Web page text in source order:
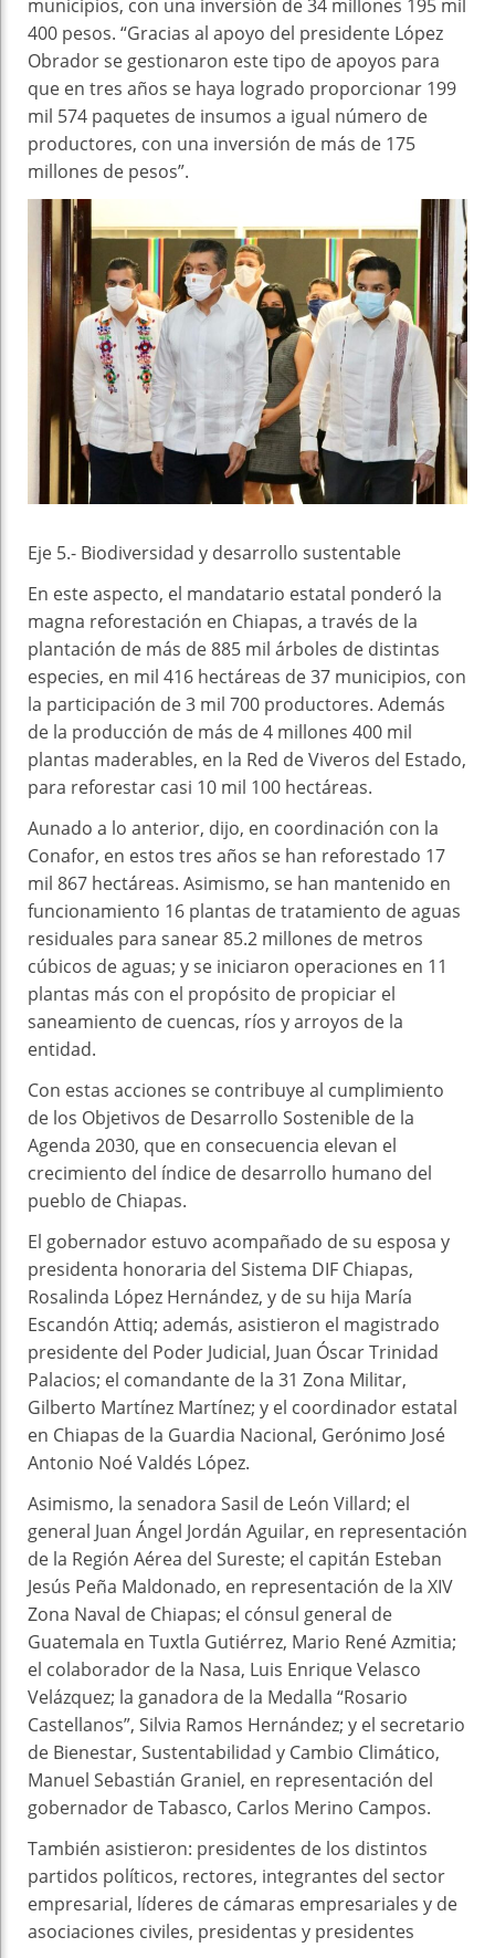
municipios, con una inversión de 34 millones 195 mil
400 pesos. “Gracias al apoyo del presidente López
Obrador se gestionaron este tipo de apoyos para
que en tres años se haya logrado proporcionar 199
mil 574 paquetes de insumos a igual número de
productores, con una inversión de más de 175
millones de pesos”.
Eje 5.- Biodiversidad y desarrollo sustentable
En este aspecto, el mandatario estatal ponderó la
magna reforestación en Chiapas, a través de la
plantación de más de 885 mil árboles de distintas
especies, en mil 416 hectáreas de 37 municipios, con
la participación de 3 mil 700 productores. Además
de la producción de más de 4 millones 400 mil
plantas maderables, en la Red de Viveros del Estado,
para reforestar casi 10 mil 100 hectáreas.
Aunado a lo anterior, dijo, en coordinación con la
Conafor, en estos tres años se han reforestado 17
mil 867 hectáreas. Asimismo, se han mantenido en
funcionamiento 16 plantas de tratamiento de aguas
residuales para sanear 85.2 millones de metros
cúbicos de aguas; y se iniciaron operaciones en 11
plantas más con el propósito de propiciar el
saneamiento de cuencas, ríos y arroyos de la
entidad.
Con estas acciones se contribuye al cumplimiento
de los Objetivos de Desarrollo Sostenible de la
Agenda 2030, que en consecuencia elevan el
crecimiento del índice de desarrollo humano del
pueblo de Chiapas.
El gobernador estuvo acompañado de su esposa y
presidenta honoraria del Sistema DIF Chiapas,
Rosalinda López Hernández, y de su hija María
Escandón Attiq; además, asistieron el magistrado
presidente del Poder Judicial, Juan Óscar Trinidad
Palacios; el comandante de la 31 Zona Militar,
Gilberto Martínez Martínez; y el coordinador estatal
en Chiapas de la Guardia Nacional, Gerónimo José
Antonio Noé Valdés López.
Asimismo, la senadora Sasil de León Villard; el
general Juan Ángel Jordán Aguilar, en representación
de la Región Aérea del Sureste; el capitán Esteban
Jesús Peña Maldonado, en representación de la XIV
Zona Naval de Chiapas; el cónsul general de
Guatemala en Tuxtla Gutiérrez, Mario René Azmitia;
el colaborador de la Nasa, Luis Enrique Velasco
Velázquez; la ganadora de la Medalla “Rosario
Castellanos”, Silvia Ramos Hernández; y el secretario
de Bienestar, Sustentabilidad y Cambio Climático,
Manuel Sebastián Graniel, en representación del
gobernador de Tabasco, Carlos Merino Campos.
También asistieron: presidentes de los distintos
partidos políticos, rectores, integrantes del sector
empresarial, líderes de cámaras empresariales y de
asociaciones civiles, presidentas y presidentes